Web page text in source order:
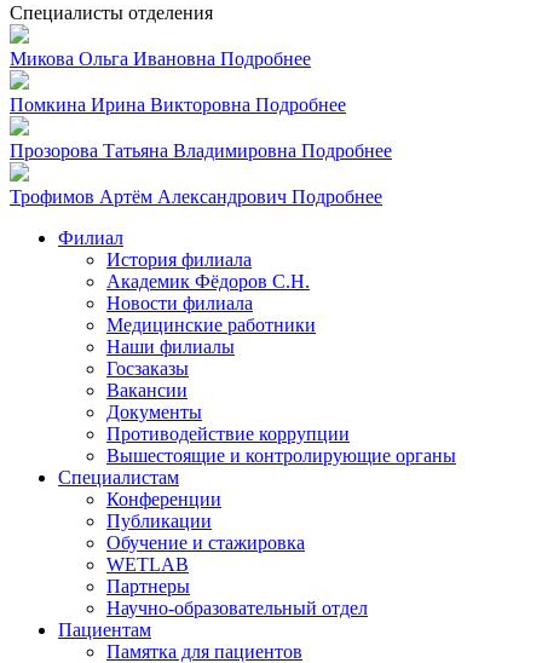
Cпециалисты отделения
Микова Ольга Ивановна Подробнее
Помкина Ирина Викторовна Подробнее
Прозорова Татьяна Владимировна Подробнее
Трофимов Артём Александрович Подробнее
Филиал
История филиала
Академик Фёдоров С.Н.
Новости филиала
Медицинские работники
Наши филиалы
Госзаказы
Вакансии
Документы
Противодействие коррупции
Вышестоящие и контролирующие органы
Специалистам
Конференции
Публикации
Обучение и стажировка
WETLAB
Партнеры
Научно-образовательный отдел
Пациентам
Памятка для пациентов